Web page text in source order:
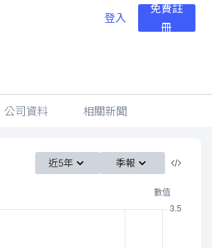
登入
免費註
冊
公司資料 相關新聞
近5年 季報